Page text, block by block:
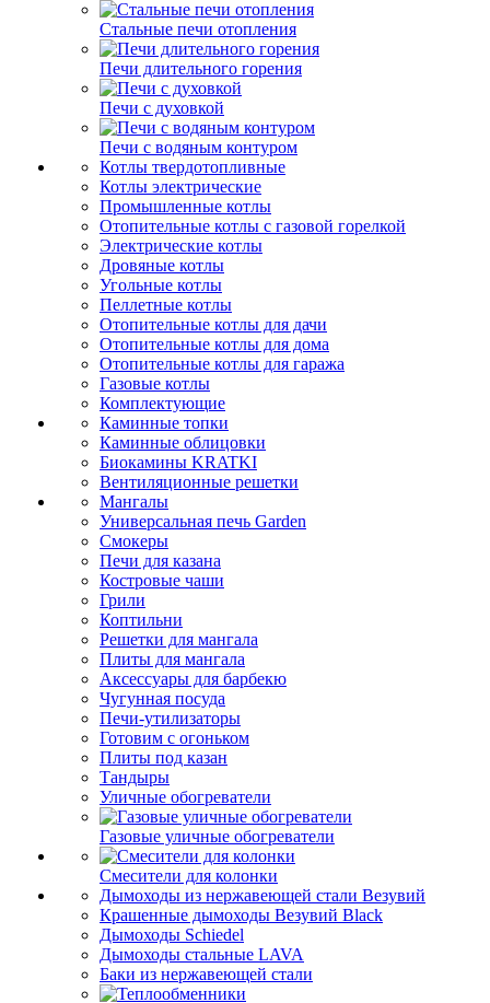
Стальные печи отопления
Печи длительного горения
Печи с духовкой
Печи с водяным контуром
Котлы твердотопливные
Котлы электрические
Промышленные котлы
Отопительные котлы с газовой горелкой
Электрические котлы
Дровяные котлы
Угольные котлы
Пеллетные котлы
Отопительные котлы для дачи
Отопительные котлы для дома
Отопительные котлы для гаража
Газовые котлы
Комплектующие
Каминные топки
Каминные облицовки
Биокамины KRATKI
Вентиляционные решетки
Мангалы
Универсальная печь Garden
Смокеры
Печи для казана
Костровые чаши
Грили
Коптильни
Решетки для мангала
Плиты для мангала
Аксессуары для барбекю
Чугунная посуда
Печи-утилизаторы
Готовим с огоньком
Плиты под казан
Тандыры
Уличные обогреватели
Газовые уличные обогреватели
Смесители для колонки
Дымоходы из нержавеющей стали Везувий
Крашенные дымоходы Везувий Black
Дымоходы Schiedel
Дымоходы стальные LAVA
Баки из нержавеющей стали